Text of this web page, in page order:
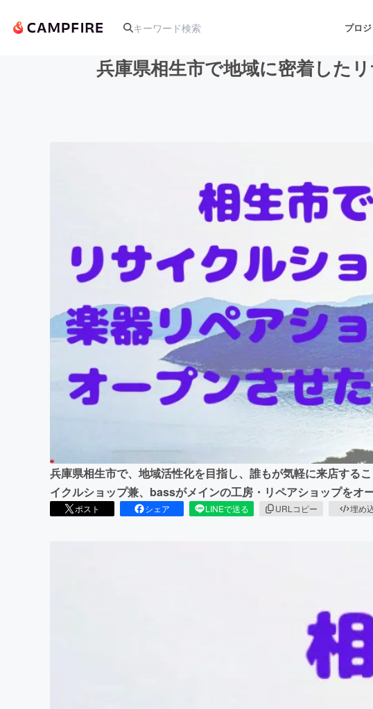
プロ
テクノロジー・ガジェット ゲーム・
映像・映画
ビジネス・起業 チャレンジ
まちづくり・地域活性化
兵庫県相生市で地域に密着した
兵庫県相生市で、地域活性化を目指し、誰もが気軽に来店する
イクルショップ兼、bassがメインの工房・リペアショップをオ
ポスト シェア LINEで送る URLコピー 埋め